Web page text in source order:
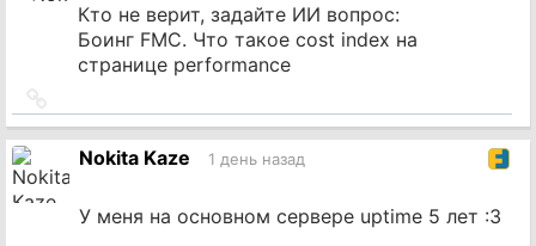
Кто не верит, задайте ИИ вопрос:
Боинг FMC. Что такое cost index на
странице performance
на
источник
Nokita Kaze 1 день назад
У меня на основном сервере uptime 5 лет :3